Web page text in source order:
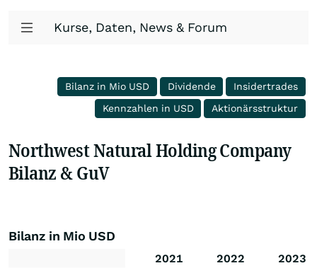
Kurse, Daten, News & Forum
Bilanz in Mio USD Dividende
Insidertrades
Kennzahlen in USD
Aktionärsstruktur
Northwest Natural Holding Company
Bilanz & GuV
Bilanz in Mio USD
2021 2022
2023